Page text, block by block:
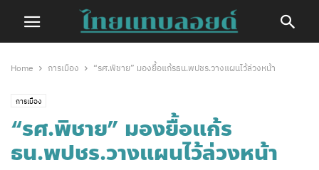
Home การเมือง “รศ.พิชาย” มองยื้อแก้รธน.พปชร.วางแผนไว้ล่วงหน้า
การเมือง
“รศ.พิชาย” มองยื้อแก้ร
ธน.พปชร.วางแผนไว้ล่วงหน้า